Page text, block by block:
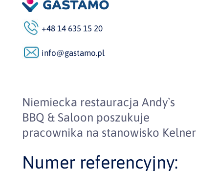
+48 14 635 15 20
info@gastamo.pl
Niemiecka restauracja Andy`s
BBQ & Saloon poszukuje
pracownika na stanowisko Kelner
Numer referencyjny: